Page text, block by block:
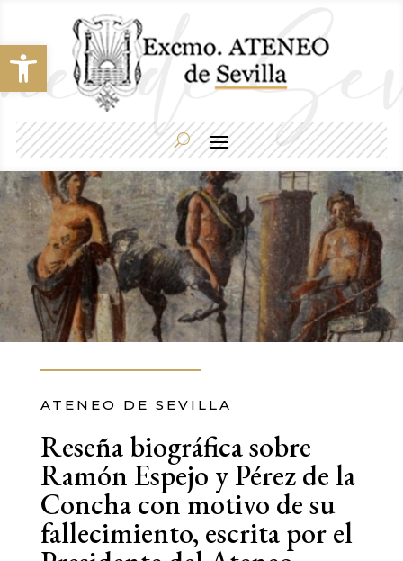
Abrir barra de herramientas
ATENEO DE SEVILLA
Reseña biográfica sobre
Ramón Espejo y Pérez de la
Concha con motivo de su
fallecimiento, escrita por el